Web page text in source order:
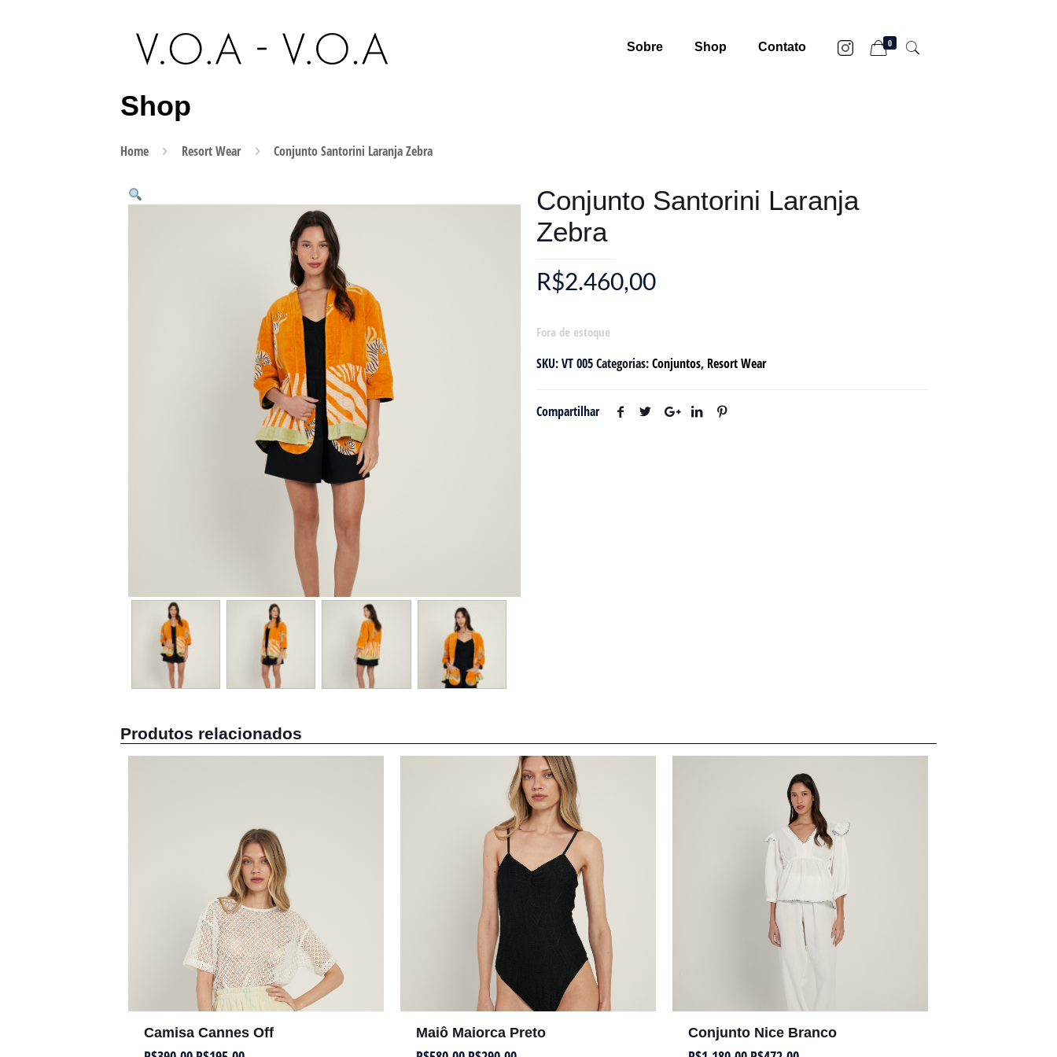
Sobre Shop Contato 0
Shop
Home Resort Wear Conjunto Santorini Laranja Zebra
Conjunto Santorini Laranja
Zebra
R$2.460,00
Fora de estoque
SKU:VT 005 Categorias:Conjuntos, Resort Wear
Compartilhar
Produtos relacionados
Camisa Cannes Off Maiô Maiorca Preto Conjunto Nice Branco